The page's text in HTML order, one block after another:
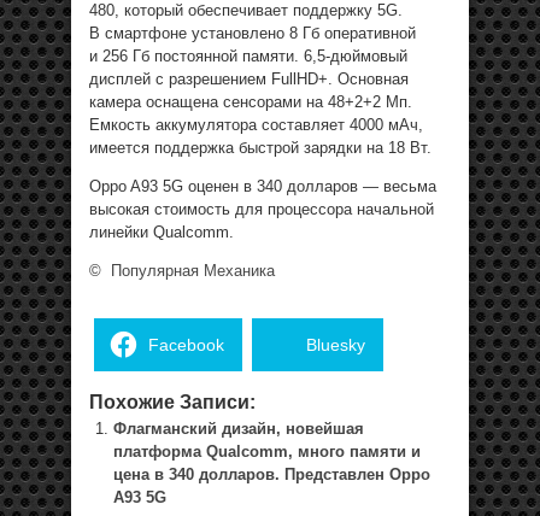
480, который обеспечивает поддержку 5G.
В смартфоне установлено 8 Гб оперативной
и 256 Гб постоянной памяти. 6,5-дюймовый
дисплей с разрешением FullHD+. Основная
камера оснащена сенсорами на 48+2+2 Мп.
Емкость аккумулятора составляет 4000 мАч,
имеется поддержка быстрой зарядки на 18 Вт.
Oppo A93 5G оценен в 340 долларов — весьма
высокая стоимость для процессора начальной
линейки Qualcomm.
© Популярная Механика
Facebook Bluesky
Похожие Записи:
Флагманский дизайн, новейшая
платформа Qualcomm, много памяти и
цена в 340 долларов. Представлен Oppo
A93 5G